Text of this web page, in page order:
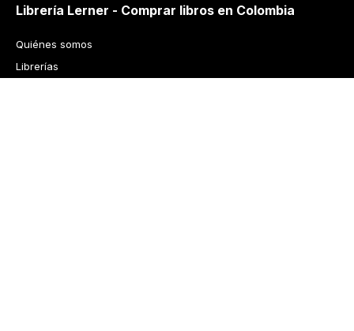
Librería Lerner - Comprar libros en Colombia
Quiénes somos
Librerías